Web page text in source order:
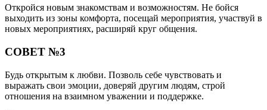
Откройся новым знакомствам и возможностям. Не бойся
выходить из зоны комфорта, посещай мероприятия, участвуй в
новых мероприятиях, расширяй круг общения.
СОВЕТ №3
Будь открытым к любви. Позволь себе чувствовать и
выражать свои эмоции, доверяй другим людям, строй
отношения на взаимном уважении и поддержке.